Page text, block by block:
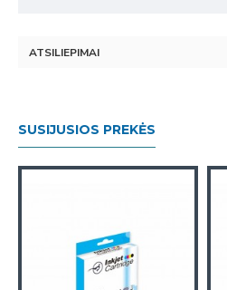
ATSILIEPIMAI
SUSIJUSIOS PREKĖS